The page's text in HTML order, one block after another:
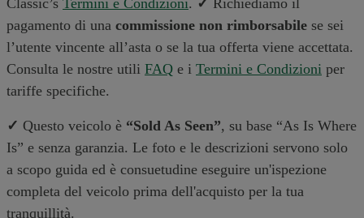
pagamento di una commissione non rimborsabile se sei
l’utente vincente all’asta o se la tua offerta viene accettata.
Consulta le nostre utili FAQ e i Termini e Condizioni per
tariffe specifiche.
✓ Questo veicolo è “Sold As Seen”, su base “As Is Where
Is” e senza garanzia. Le foto e le descrizioni servono solo
a scopo guida ed è consuetudine eseguire un'ispezione
completa del veicolo prima dell'acquisto per la tua
tranquillità.